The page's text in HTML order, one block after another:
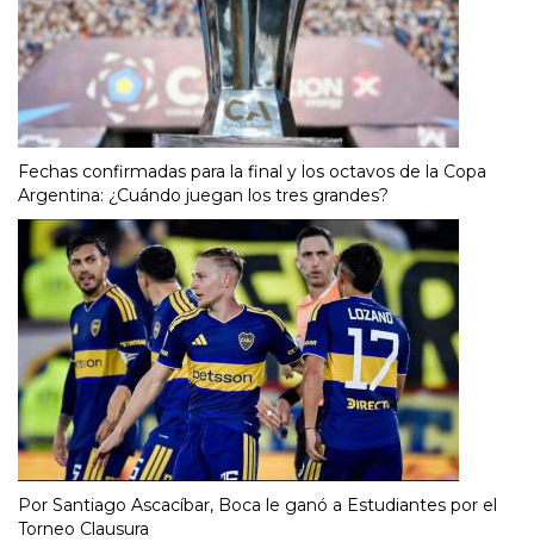
Fechas confirmadas para la final y los octavos de la Copa
Argentina: ¿Cuándo juegan los tres grandes?
Por Santiago Ascacíbar, Boca le ganó a Estudiantes por el
Torneo Clausura